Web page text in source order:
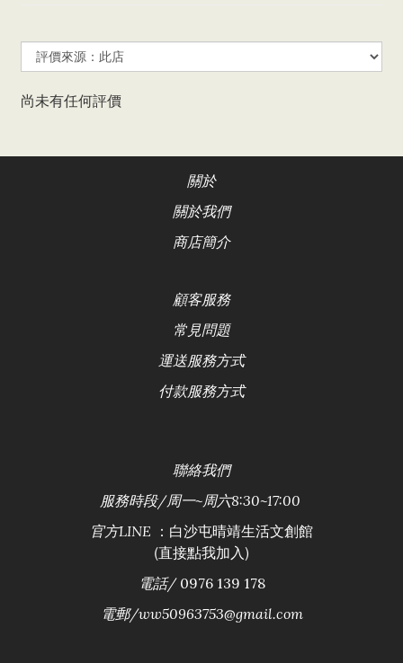
尚未有任何評價
關於
關於我們
商店簡介
顧客服務
常見問題
運送服務方式
付款服務方式
聯絡我們
服務時段/周一~周六8:30~17:00
官方LINE ：白沙屯晴靖生活文創館
(直接點我加入)
電話/ 0976 139 178
電郵/ww50963753@gmail.com